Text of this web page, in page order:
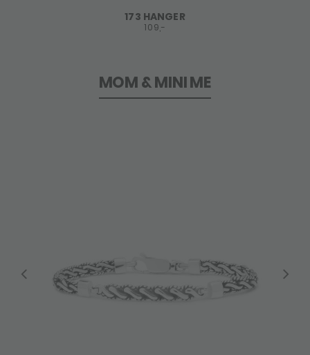
173 HANGER
109,-
MOM & MINI ME